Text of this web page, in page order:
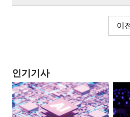
이
인기기사